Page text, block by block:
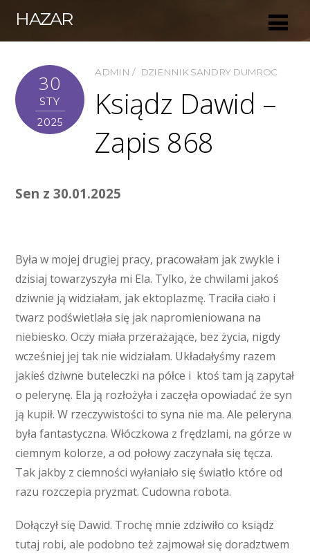
HAZAR
30
STY
2025
ADMIN DZIENNIK SANDRY DUMROC
Ksiądz Dawid –
Zapis 868
Sen z 30.01.2025
Była w mojej drugiej pracy, pracowałam jak zwykle i
dzisiaj towarzyszyła mi Ela. Tylko, że chwilami jakoś
dziwnie ją widziałam, jak ektoplazmę. Traciła ciało i
twarz podświetlała się jak napromieniowana na
niebiesko. Oczy miała przerażające, bez życia, nigdy
wcześniej jej tak nie widziałam. Układałyśmy razem
jakieś dziwne buteleczki na półce i ktoś tam ją zapytał
o pelerynę. Ela ją rozłożyła i zaczęła opowiadać że syn
ją kupił. W rzeczywistości to syna nie ma. Ale peleryna
była fantastyczna. Włóczkowa z frędzlami, na górze w
ciemnym kolorze, a od połowy zaczynała się tęcza.
Tak jakby z ciemności wyłaniało się światło które od
razu rozczepia pryzmat. Cudowna robota.
Dołączył się Dawid. Trochę mnie zdziwiło co ksiądz
tutaj robi, ale podobno też zajmował się doradztwem